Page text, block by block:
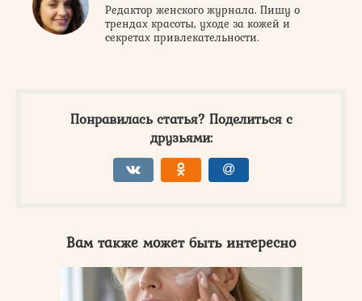
Редактор женского журнала. Пишу о
трендах красоты, уходе за кожей и
секретах привлекательности.
Понравилась статья? Поделиться с
друзьями:
Вам также может быть интересно